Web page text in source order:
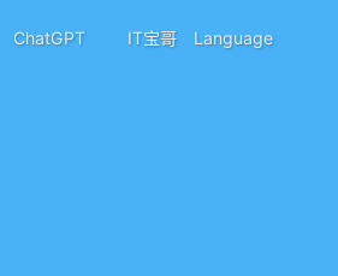
ChatGPT IT宝哥 Language